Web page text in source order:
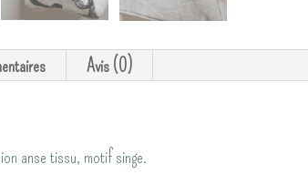
gris
Avis (0)
anse tissu, motif singe.